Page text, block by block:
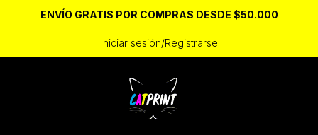
ENVÍO GRATIS POR COMPRAS DESDE $50.000
Iniciar sesión/Registrarse